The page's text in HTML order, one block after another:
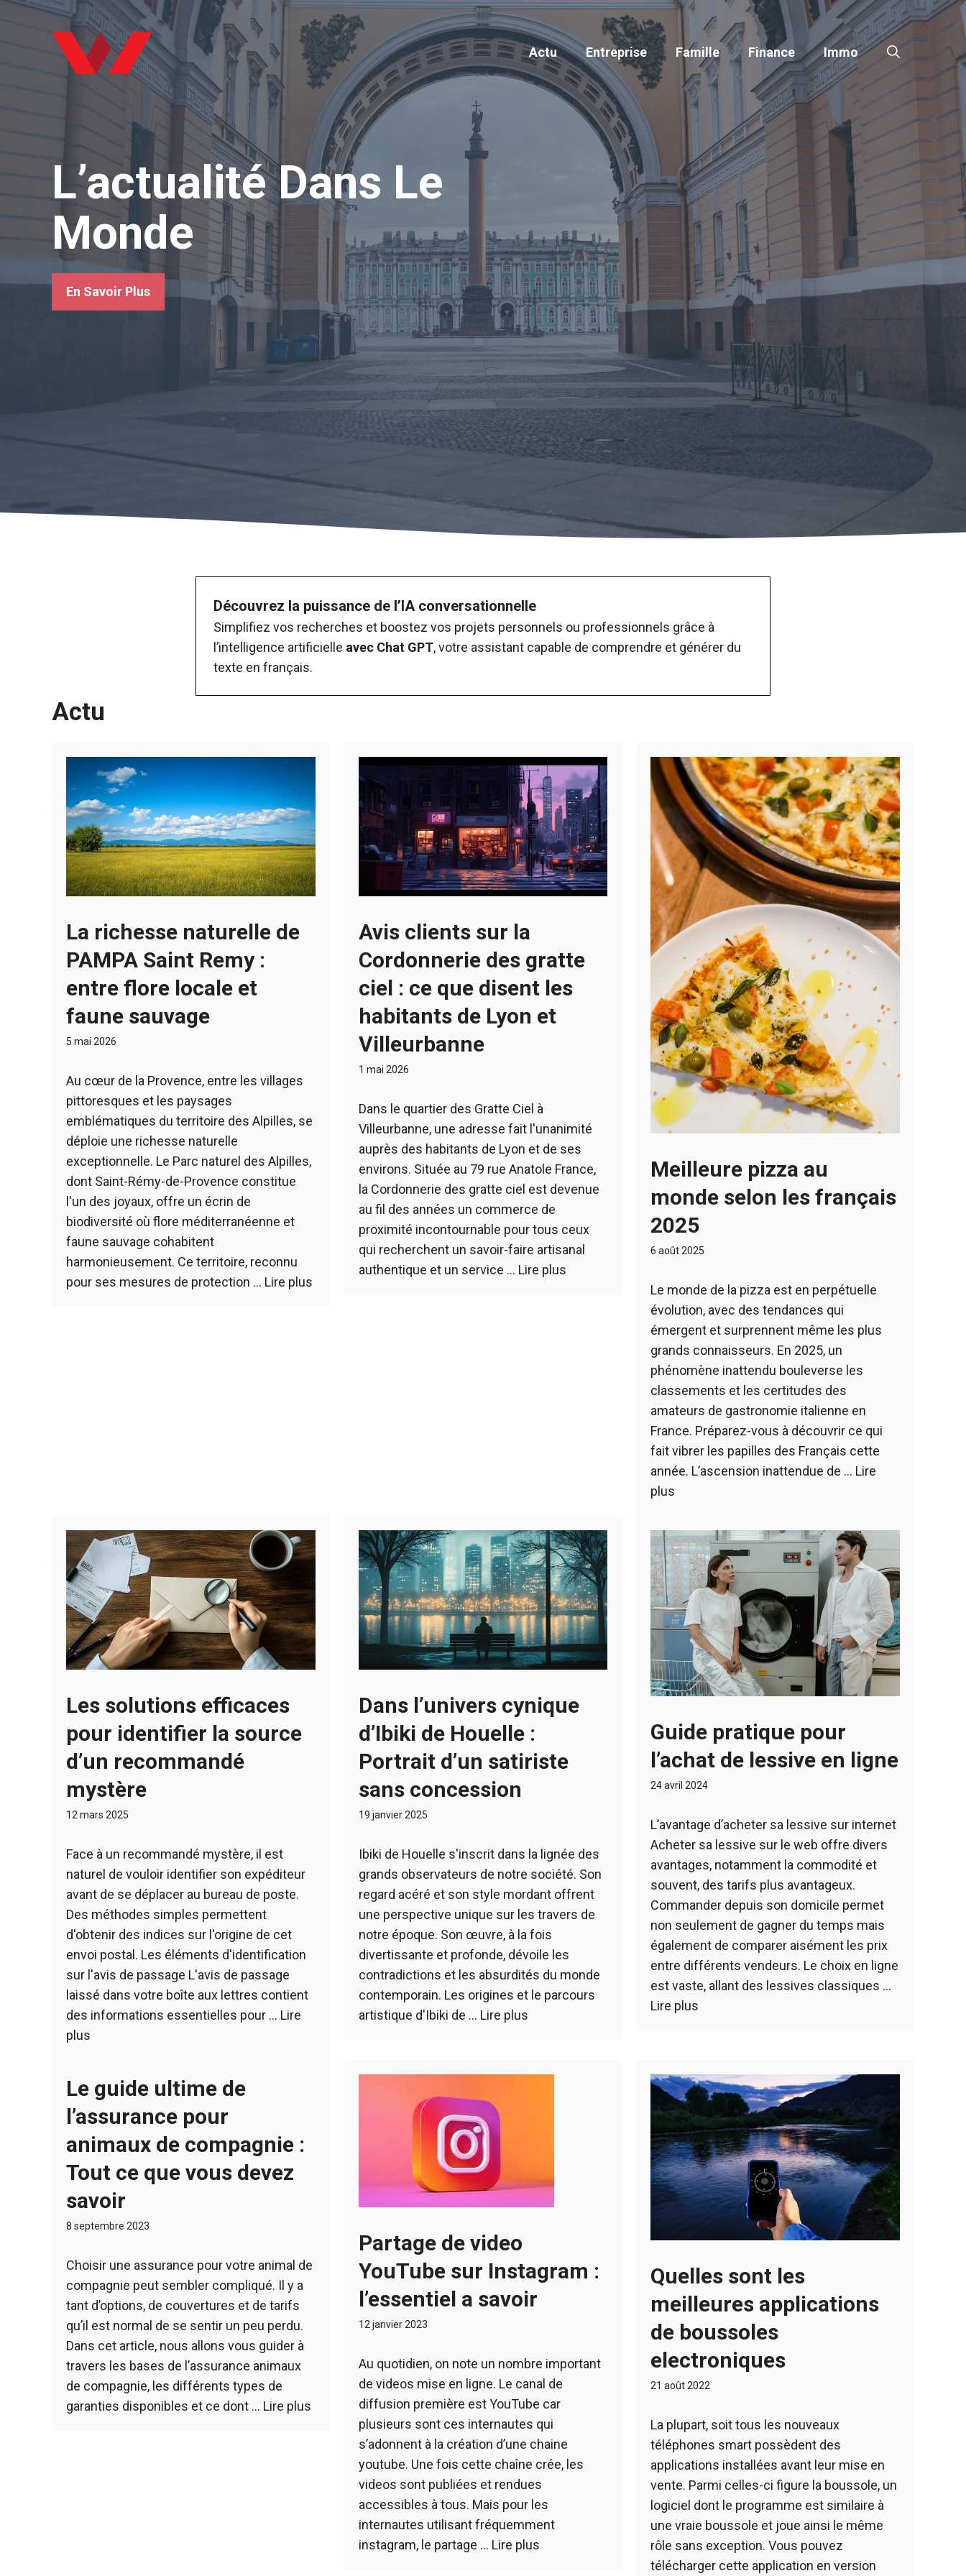
Aller
Actu Entreprise Famille Finance Immo
L’actualité Dans Le
Monde
En Savoir Plus
Découvrez la puissance de l’IA conversationnelle
Simplifiez vos recherches et boostez vos projets personnels ou professionnels grâce à
l’intelligence artificielle avec Chat GPT, votre assistant capable de comprendre et générer du
texte en français.
Actu
La richesse naturelle de
PAMPA Saint Remy :
entre flore locale et
faune sauvage
5 mai 2026
Au cœur de la Provence, entre les villages
pittoresques et les paysages
emblématiques du territoire des Alpilles, se
déploie une richesse naturelle
exceptionnelle. Le Parc naturel des Alpilles,
dont Saint-Rémy-de-Provence constitue
l'un des joyaux, offre un écrin de
biodiversité où flore méditerranéenne et
faune sauvage cohabitent
harmonieusement. Ce territoire, reconnu
pour ses mesures de protection … Lire plus
Avis clients sur la
Cordonnerie des gratte
ciel : ce que disent les
habitants de Lyon et
Villeurbanne
1 mai 2026
Dans le quartier des Gratte Ciel à
Villeurbanne, une adresse fait l'unanimité
auprès des habitants de Lyon et de ses
environs. Située au 79 rue Anatole France,
la Cordonnerie des gratte ciel est devenue
au fil des années un commerce de
proximité incontournable pour tous ceux
qui recherchent un savoir-faire artisanal
authentique et un service … Lire plus
Meilleure pizza au
monde selon les français
2025
6 août 2025
Le monde de la pizza est en perpétuelle
évolution, avec des tendances qui
émergent et surprennent même les plus
grands connaisseurs. En 2025, un
phénomène inattendu bouleverse les
classements et les certitudes des
amateurs de gastronomie italienne en
France. Préparez-vous à découvrir ce qui
fait vibrer les papilles des Français cette
année. L’ascension inattendue de … Lire
plus
Les solutions efficaces
pour identifier la source
d’un recommandé
mystère
12 mars 2025
Face à un recommandé mystère, il est
naturel de vouloir identifier son expéditeur
avant de se déplacer au bureau de poste.
Des méthodes simples permettent
d'obtenir des indices sur l'origine de cet
envoi postal. Les éléments d'identification
sur l'avis de passage L'avis de passage
laissé dans votre boîte aux lettres contient
des informations essentielles pour … Lire
plus
Dans l’univers cynique
d’Ibiki de Houelle :
Portrait d’un satiriste
sans concession
19 janvier 2025
Ibiki de Houelle s'inscrit dans la lignée des
grands observateurs de notre société. Son
regard acéré et son style mordant offrent
une perspective unique sur les travers de
notre époque. Son œuvre, à la fois
divertissante et profonde, dévoile les
contradictions et les absurdités du monde
contemporain. Les origines et le parcours
artistique d'Ibiki de … Lire plus
Guide pratique pour
l’achat de lessive en ligne
24 avril 2024
L’avantage d’acheter sa lessive sur internet
Acheter sa lessive sur le web offre divers
avantages, notamment la commodité et
souvent, des tarifs plus avantageux.
Commander depuis son domicile permet
non seulement de gagner du temps mais
également de comparer aisément les prix
entre différents vendeurs. Le choix en ligne
est vaste, allant des lessives classiques …
Lire plus
Le guide ultime de
l’assurance pour
animaux de compagnie :
Tout ce que vous devez
savoir
8 septembre 2023
Choisir une assurance pour votre animal de
compagnie peut sembler compliqué. Il y a
tant d’options, de couvertures et de tarifs
qu’il est normal de se sentir un peu perdu.
Dans cet article, nous allons vous guider à
travers les bases de l’assurance animaux
de compagnie, les différents types de
garanties disponibles et ce dont … Lire plus
Partage de video
YouTube sur Instagram :
l’essentiel a savoir
12 janvier 2023
Au quotidien, on note un nombre important
de videos mise en ligne. Le canal de
diffusion première est YouTube car
plusieurs sont ces internautes qui
s’adonnent à la création d’une chaine
youtube. Une fois cette chaîne crée, les
videos sont publiées et rendues
accessibles à tous. Mais pour les
internautes utilisant fréquemment
instagram, le partage … Lire plus
Quelles sont les
meilleures applications
de boussoles
electroniques
21 août 2022
La plupart, soit tous les nouveaux
téléphones smart possèdent des
applications installées avant leur mise en
vente. Parmi celles-ci figure la boussole, un
logiciel dont le programme est similaire à
une vraie boussole et joue ainsi le même
rôle sans exception. Vous pouvez
télécharger cette application en version